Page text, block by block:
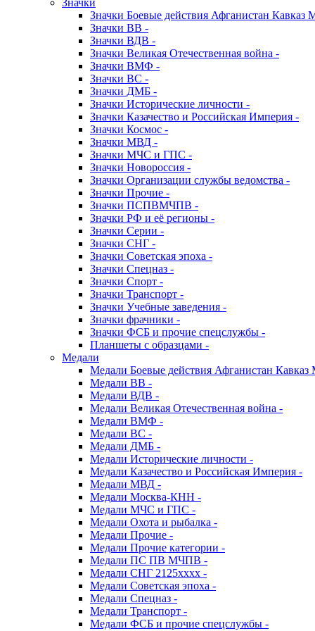
Значки
Значки Боевые действия Афганистан Кавказ
Значки ВВ -
Значки ВДВ -
Значки Великая Отечественная война -
Значки ВМФ -
Значки ВС -
Значки ДМБ -
Значки Исторические личности -
Значки Казачество и Российская Империя -
Значки Космос -
Значки МВД -
Значки МЧС и ГПС -
Значки Новороссия -
Значки Организации службы ведомства -
Значки Прочие -
Значки ПСПВМЧПВ -
Значки РФ и её регионы -
Значки Серии -
Значки СНГ -
Значки Советская эпоха -
Значки Спецназ -
Значки Спорт -
Значки Транспорт -
Значки Учебные заведения -
Значки фрачники -
Значки ФСБ и прочие спецслужбы -
Планшеты с образцами -
Медали
Медали Боевые действия Афганистан
Медали ВВ -
Медали ВДВ -
Медали Великая Отечественная война -
Медали ВМФ -
Медали ВС -
Медали ДМБ -
Медали Исторические личности -
Медали Казачество и Российская Империя -
Медали МВД -
Медали Москва-КНН -
Медали МЧС и ГПС -
Медали Охота и рыбалка -
Медали Прочие -
Медали Прочие категории -
Медали ПС ПВ МЧПВ -
Медали СНГ 2125хххх -
Медали Советская эпоха -
Медали Спецназ -
Медали Транспорт -
Медали ФСБ и прочие спецслужбы -